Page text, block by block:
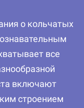
о кольчатых
все
включают
строением